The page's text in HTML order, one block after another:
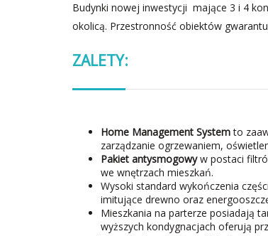
Budynki nowej inwestycji mające 3 i 4
okolicą. Przestronność obiektów
ZALETY:
Home Management Systemto
zarządzanie ogrzewaniem,
Pakiet antysmogowyw postaci
we wnętrzach mieszkań.
Wysoki standard wykończenia
imitujące drewno oraz
Mieszkania na parterze posiadają
wyższych kondygnacjach oferują